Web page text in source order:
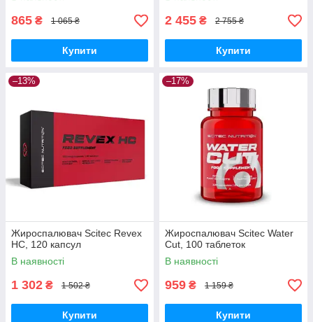
865 ₴ 1 065 ₴
Купити
2 455 ₴ 2 755 ₴
Купити
–13%
Жироспалювач Scitec Revex
HC, 120 капсул
В наявності
1 302 ₴ 1 502 ₴
Купити
–17%
Жироспалювач Scitec Water
Cut, 100 таблеток
В наявності
959 ₴ 1 159 ₴
Купити